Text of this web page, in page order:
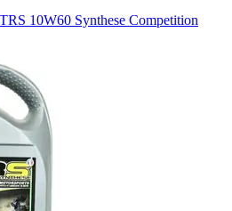
10W60 Synthese Competition